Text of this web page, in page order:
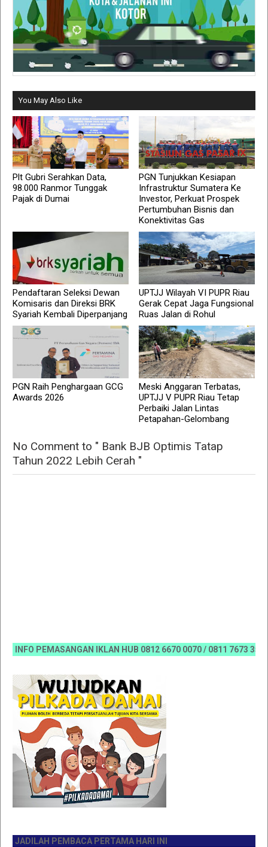
You May Also Like
Plt Gubri Serahkan Data,
98.000 Ranmor Tunggak
Pajak di Dumai
PGN Tunjukkan Kesiapan
Infrastruktur Sumatera Ke
Investor, Perkuat Prospek
Pertumbuhan Bisnis dan
Konektivitas Gas
Pendaftaran Seleksi Dewan
Komisaris dan Direksi BRK
Syariah Kembali Diperpanjang
UPTJJ Wilayah VI PUPR Riau
Gerak Cepat Jaga Fungsional
Ruas Jalan di Rohul
PGN Raih Penghargaan GCG
Awards 2026
Meski Anggaran Terbatas,
UPTJJ V PUPR Riau Tetap
Perbaiki Jalan Lintas
Petapahan-Gelombang
No Comment to " Bank BJB Optimis Tatap
Tahun 2022 Lebih Cerah "
PEMASANGAN IKLAN HUB 0812 6670 0070 / 0811 7673 35,
PEMBACA PERTAMA HARI INI